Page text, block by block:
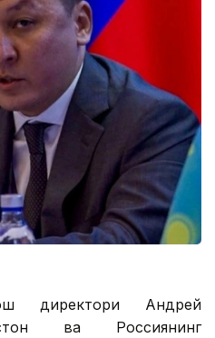
директори Андрей
ва Россиянинг